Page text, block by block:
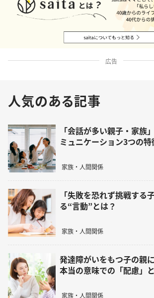
広告
人気のある記事
「会話が多い親子・家族
ミュニケーション3つの特
家族・人間関係
「失敗を恐れず挑戦する
る“言動”とは？
家族・人間関係
発達障がいをもつ子の親
本当の意味での「配慮」と
家族・人間関係